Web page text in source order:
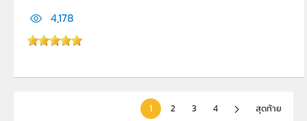
4,178
1 2 3 4 สุดท้าย